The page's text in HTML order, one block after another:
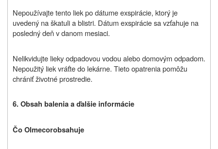
Nepoužívajte tento liek po dátume exspirácie, ktorý je
uvedený na škatuli a blistri. Dátum exspirácie sa vzťahuje na
posledný deň v danom mesiaci.
Nelikvidujte lieky odpadovou vodou alebo domovým odpadom.
Nepoužitý liek vráťte do lekárne. Tieto opatrenia pomôžu
chrániť životné prostredie.
6. Obsah balenia a ďalšie informácie
ČoOlmecorobsahuje